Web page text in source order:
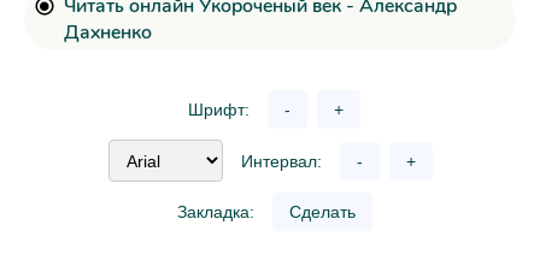
Читать онлайн Укороченый век - Александр
Дахненко
Шрифт: - +
Интервал: - +
Закладка: Сделать